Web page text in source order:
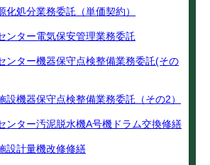
化処分業務委託（単価契約）
ンター電気保安管理業務委託
ンター機器保守点検整備業務委託(その
設機器保守点検整備業務委託（その2）
ンター汚泥脱水機A号機ドラム交換修繕
設計量機改修修繕